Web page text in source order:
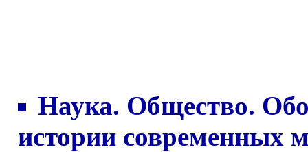
Наука. Общество.
истории современных